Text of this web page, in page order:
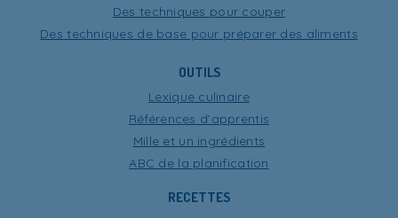
Des techniques pour couper
Des techniques de base pour préparer des aliments
OUTILS
Lexique culinaire
Références d’apprentis
Mille et un ingrédients
ABC de la planification
RECETTES